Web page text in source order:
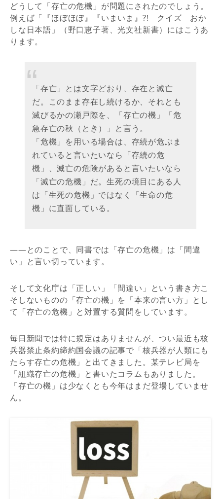
どうして「存亡の危機」が問題にされたのでしょう。
例えば「『ほぼほぼ』『いまいま』?! クイズ おか
しな日本語」（野口恵子著、光文社新書）にはこうあ
ります。
「存亡」とは文字どおり、存在と滅亡
だ。このまま存在し続けるか、それとも
滅びるかの瀬戸際を、「存亡の機」「危
急存亡の秋（とき）」と言う。
「危機」を用いる場合は、存続が危ぶま
れていると言いたいなら「存続の危
機」、滅亡の危険があると言いたいなら
「滅亡の危機」だ。生死の境目にある人
は「生死の危機」ではなく「生命の危
機」に直面している。
――とのことで、同書では「存亡の危機」は「間違
い」と言い切っています。
そして文化庁は「正しい」「間違い」という書き方こ
そしないものの「存亡の機」を「本来の言い方」とし
て「存亡の危機」と対置する質問をしています。
毎日新聞では特に規定はありませんが、つい最近も核
兵器禁止条約締約国会議の記事で「核兵器が人類にも
たらす存亡の危機」と出てきました。某テレビ局を
「組織存亡の危機」と書いたコラムもありました。
「存亡の機」は少なくとも今年はまだ登場していませ
ん。